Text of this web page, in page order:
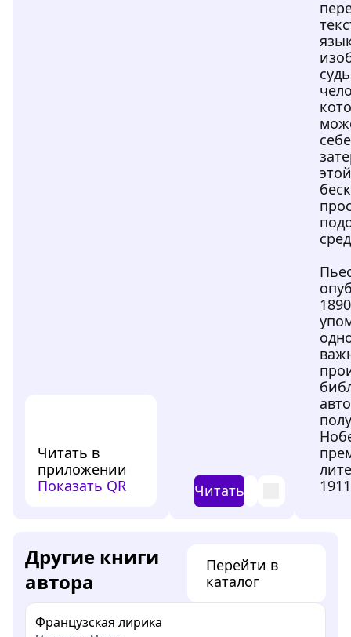
Читать в
приложении
Показать QR
Читать
Другие книги
автора
Перейти в
каталог
Французская лирика